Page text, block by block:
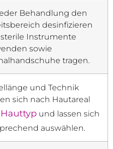
Behandlung den
desinfizieren
Instrumente
sowie
tragen.
und Technik
sich nach Hautareal
Hauttyp und lassen sich
auswählen.